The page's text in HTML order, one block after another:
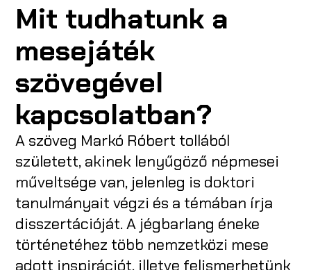
Mit tudhatunk a
mesejáték
szövegével
kapcsolatban?
A szöveg Markó Róbert tollából
született, akinek lenyűgöző népmesei
műveltsége van, jelenleg is doktori
tanulmányait végzi és a témában írja
disszertációját. A jégbarlang éneke
történetéhez több nemzetközi mese
adott inspirációt, illetve felismerhetünk